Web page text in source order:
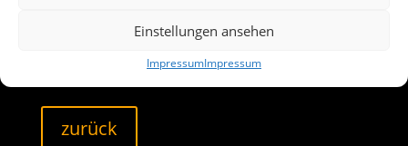
Einstellungen ansehen
ImpressumImpressum
11 + 7=
zurück